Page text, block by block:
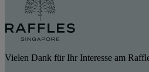
Vielen Dank für Ihr Interesse am